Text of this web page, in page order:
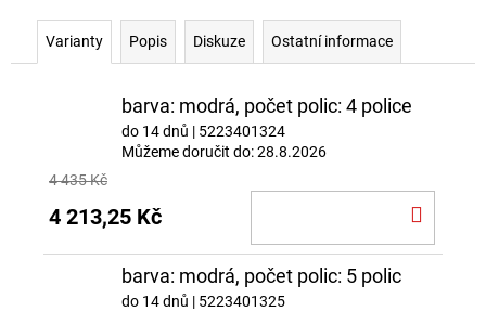
Varianty Popis Diskuze Ostatní informace
barva: modrá, počet polic: 4 police
do 14 dnů | 5223401324
Můžeme doručit do:28.8.2026
4 435 Kč
4 213,25 Kč
barva: modrá, počet polic: 5 polic
do 14 dnů | 5223401325